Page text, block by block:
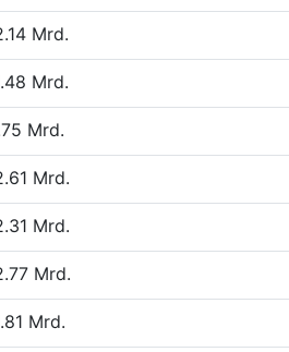
Mrd.
Mrd.
Mrd.
Mrd.
Mrd.
Mrd.
Mrd.